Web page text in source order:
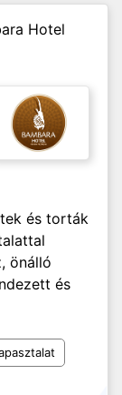
Hotel
és torták
önálló
és